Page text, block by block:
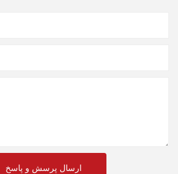
ارسال پرسش و پاسخ